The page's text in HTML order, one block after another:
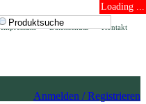
Loading ...
Kontakt
Datenschutz
Impressum
Anmelden / Registrieren